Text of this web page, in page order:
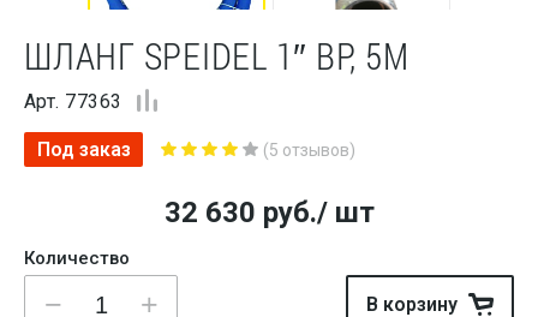
ШЛАНГ SPEIDEL 1″ ВР, 5М
Арт. 77363
Под заказ (5 отзывов)
32 630 руб./ шт
Количество
В корзину